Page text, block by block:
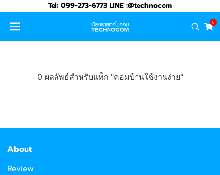
Tel: 099-273-6773 LINE :@technocom
0
0 ผลลัพธ์สำหรับแท็ก "คอมบ้านใช้งานง่าย"
About
Review